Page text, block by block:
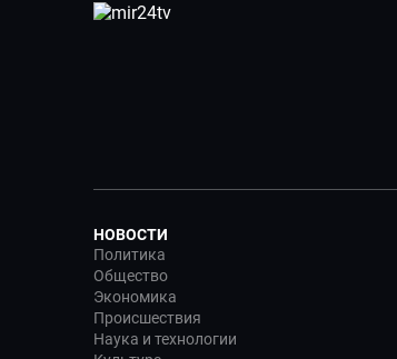
НОВОСТИ
Политика
Общество
Экономика
Происшествия
Наука и технологии